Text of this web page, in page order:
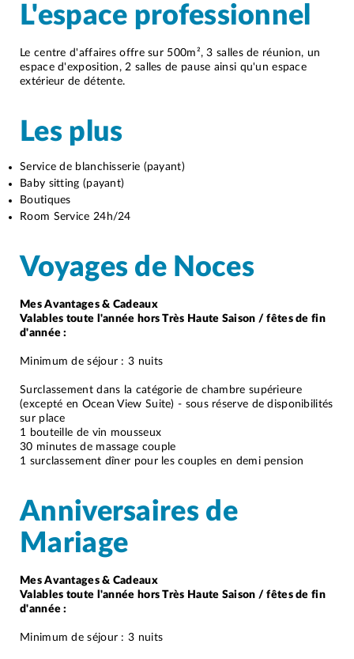
L'espace professionnel
Le centre d'affaires offre sur 500m², 3 salles de réunion, un
espace d'exposition, 2 salles de pause ainsi qu'un espace
extérieur de détente.
Les plus
Service de blanchisserie (payant)
Baby sitting (payant)
Boutiques
​Room Service 24h/24
Voyages de Noces
Mes Avantages & Cadeaux
Valables toute l'année hors Très Haute Saison / fêtes de fin
d'année :
Minimum de séjour : 3 nuits
Surclassement dans la catégorie de chambre supérieure
(excepté en Ocean View Suite) - sous réserve de disponibilités
sur place
1 bouteille de vin mousseux
30 minutes de massage couple
1 surclassement dîner pour les couples en demi pension
Anniversaires de
Mariage
Mes Avantages & Cadeaux
Valables toute l'année hors Très Haute Saison / fêtes de fin
d'année :
Minimum de séjour : 3 nuits